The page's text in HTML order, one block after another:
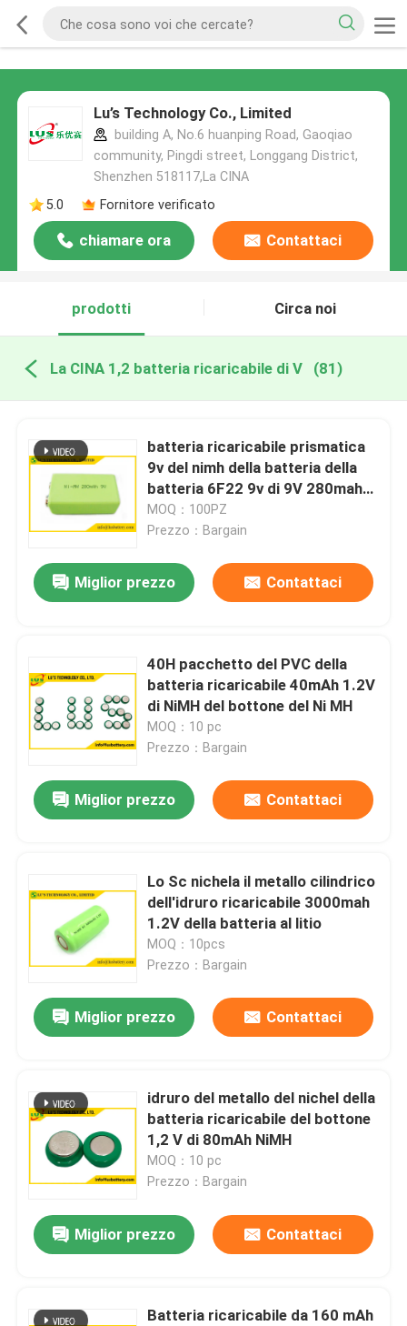
Lu’s Technology Co., Limited
building A, No.6 huanping Road, Gaoqiao
community, Pingdi street, Longgang District,
Shenzhen 518117,La CINA
5.0
Fornitore verificato
chiamare ora Contattaci
prodotti Circa noi
La CINA 1,2 batteria ricaricabile di V (81)
batteria ricaricabile prismatica
9v del nimh della batteria della
batteria 6F22 9v di 9V 280mah
Nimh
MOQ：100PZ
Prezzo：Bargain
Miglior prezzo Contattaci
40H pacchetto del PVC della
batteria ricaricabile 40mAh 1.2V
di NiMH del bottone del Ni MH
MOQ：10 pc
Prezzo：Bargain
Miglior prezzo Contattaci
Lo Sc nichela il metallo cilindrico
dell'idruro ricaricabile 3000mah
1.2V della batteria al litio
MOQ：10pcs
Prezzo：Bargain
Miglior prezzo Contattaci
idruro del metallo del nichel della
batteria ricaricabile del bottone
1,2 V di 80mAh NiMH
MOQ：10 pc
Prezzo：Bargain
Miglior prezzo Contattaci
Batteria ricaricabile da 160 mAh